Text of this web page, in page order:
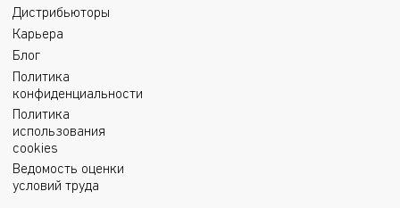
Дистрибьюторы
Карьера
Блог
Политика
конфиденциальности
Политика
использования
cookies
Ведомость оценки
условий труда